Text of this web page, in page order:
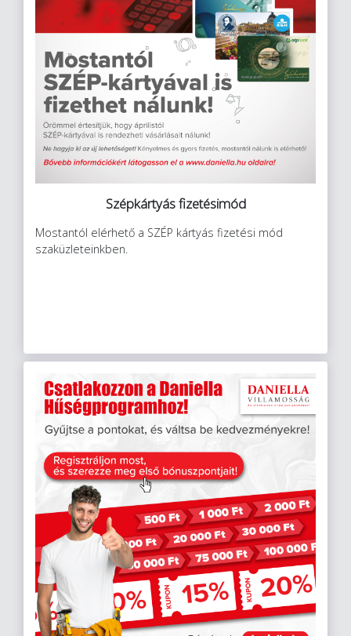
Szépkártyás fizetésimód
Mostantól elérhető a SZÉP kártyás fizetési mód
szaküzleteinkben.